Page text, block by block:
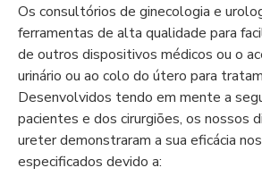
Os consultórios de ginecologia e
ferramentas de alta qualidade para
de outros dispositivos médicos ou o
urinário ou ao colo do útero para
Desenvolvidos tendo em mente a
pacientes e dos cirurgiões, os nossos
ureter demonstraram a sua eficácia
especificados devido a: